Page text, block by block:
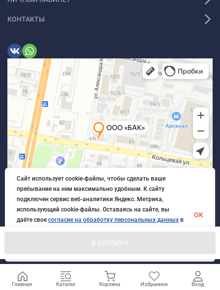
В КОРЗИНУ
КОНТАКТЫ
© 2026 БлагАвтоКомплект. Все права защищены
Главная Каталог Корзина Избранное Вход
Сайт использует cookie-файлы, чтобы сделать ваше
пребывание на нем максимально удобным. К cайту
подключен сервис веб-аналитики Яндекс. Метрика,
использующий cookie-файлы. Оставаясь на сайте, вы
даёте свое согласие на обработку персональных данных в
порядке, указанном вПолитике обработки персональных
OK